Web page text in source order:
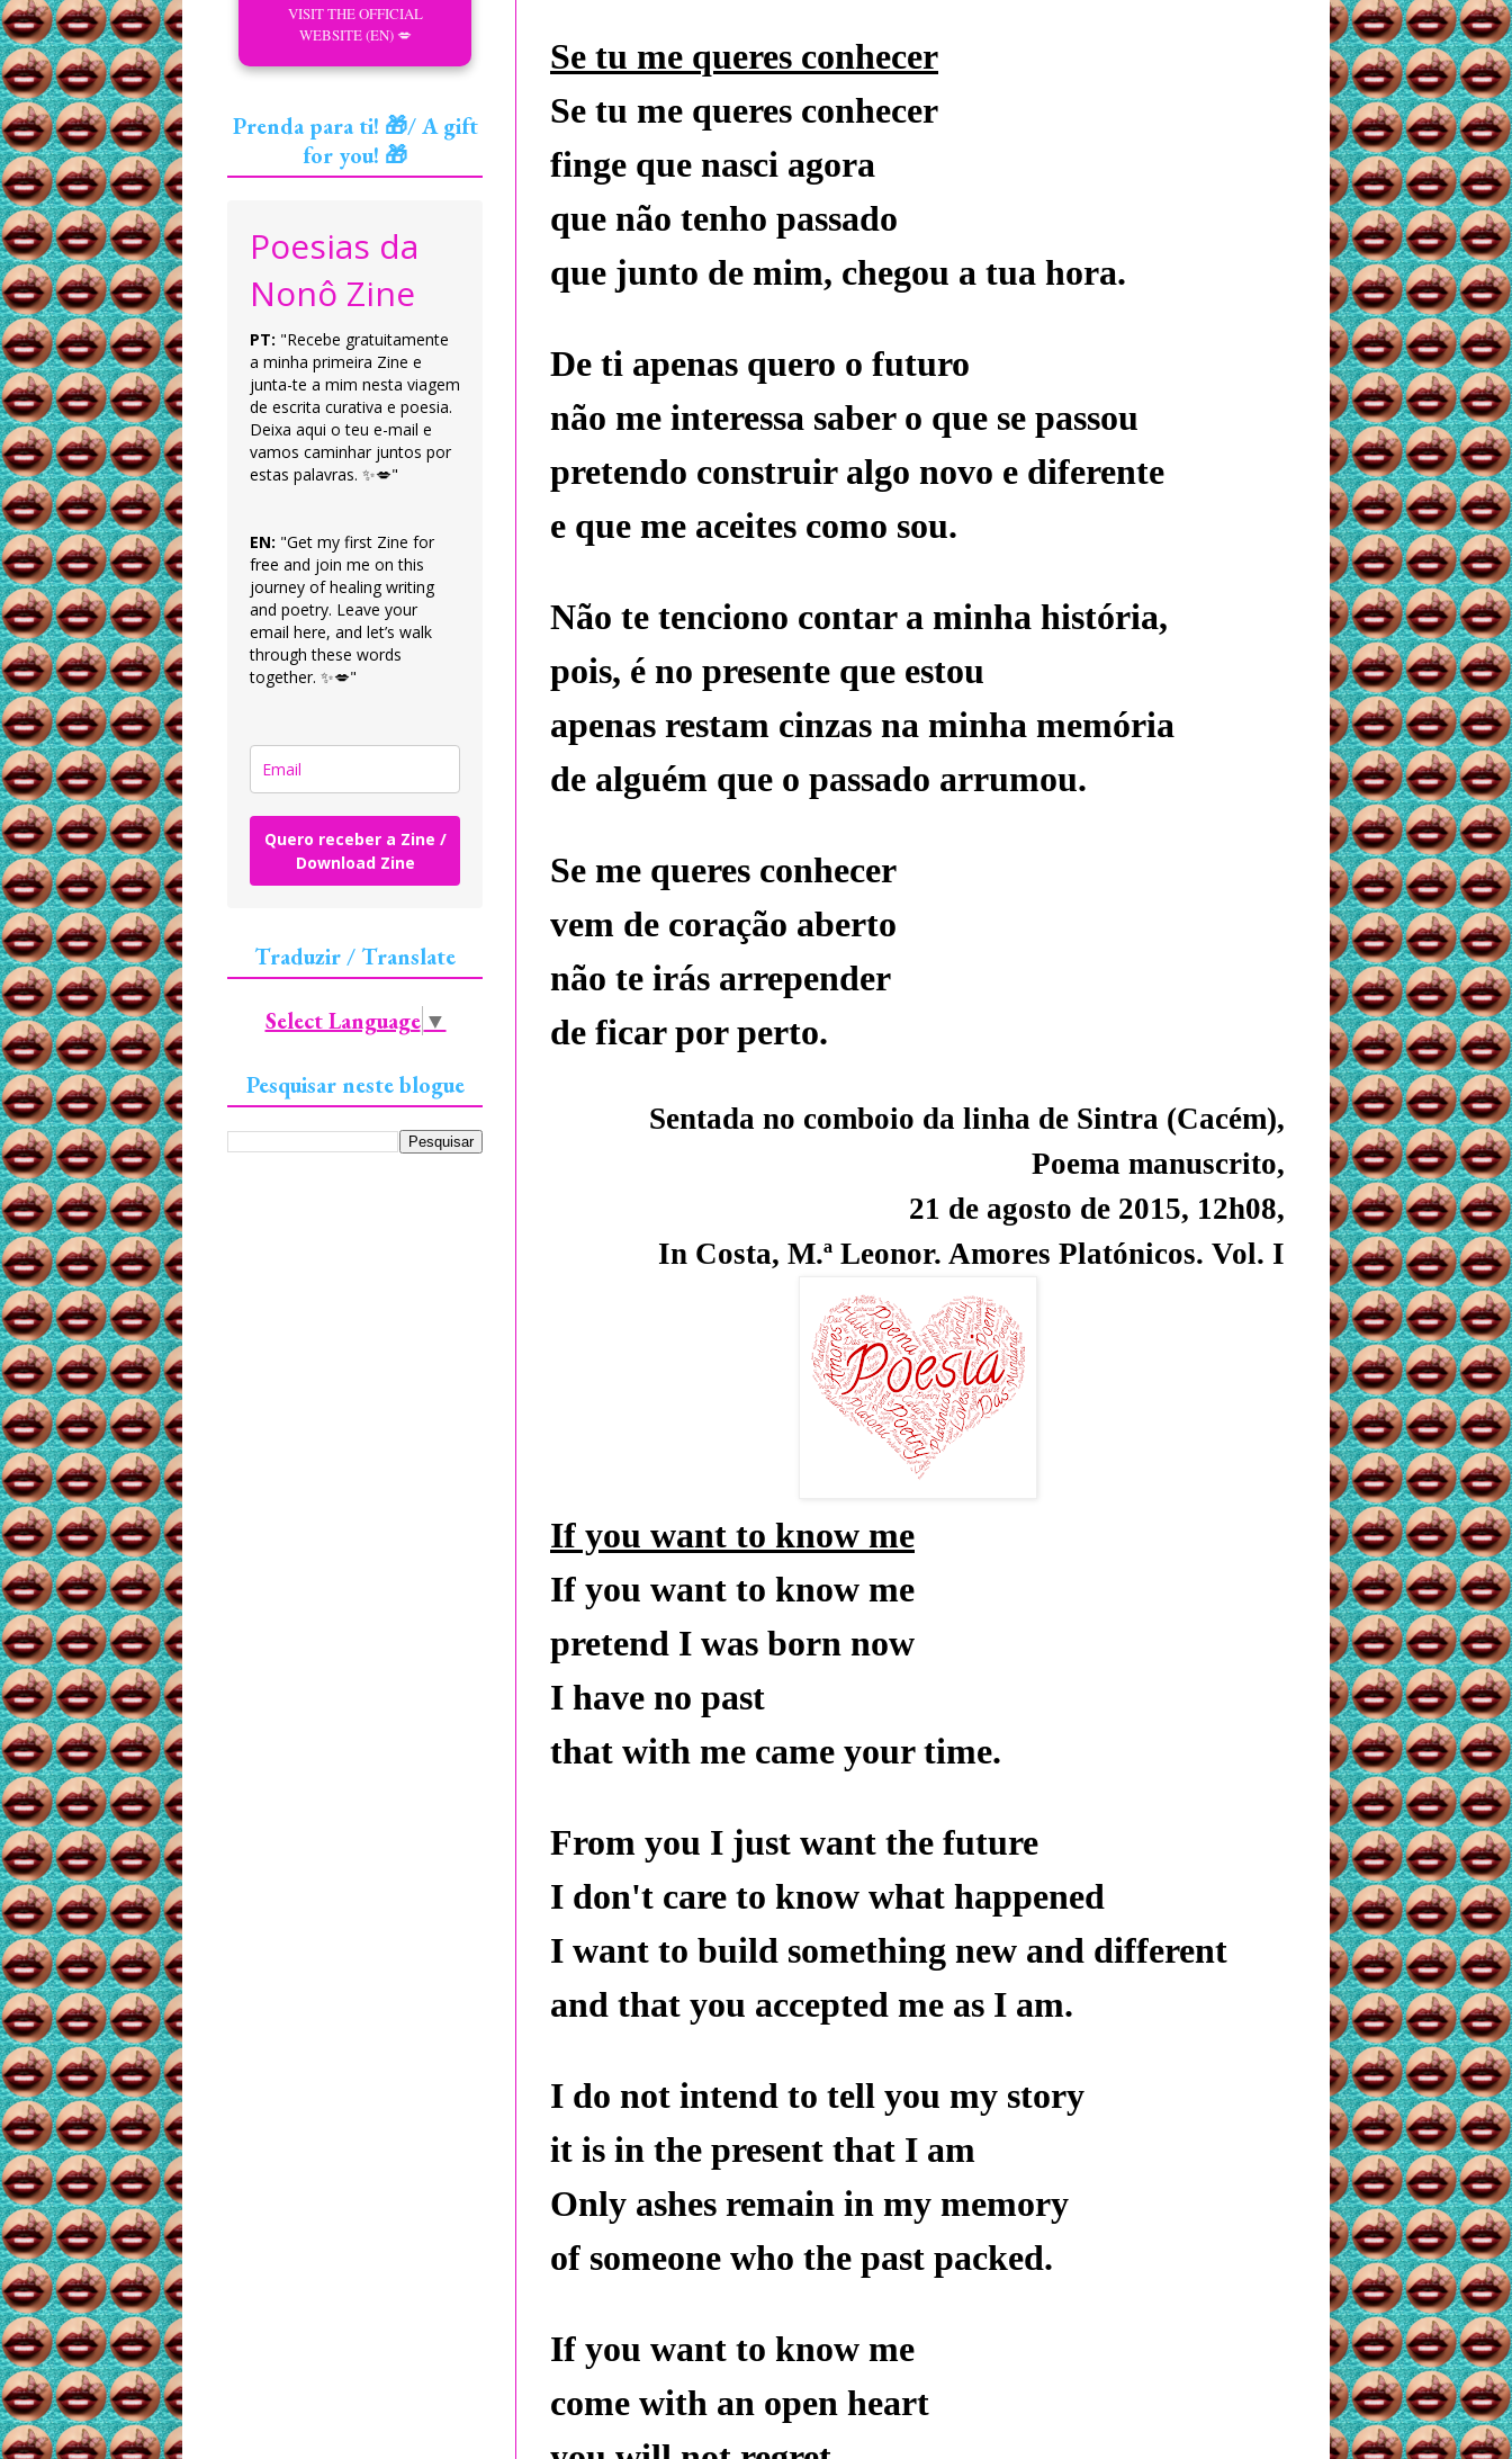
Se tu me queres conhecer
Se tu me queres conhecer
finge que nasci agora
que não tenho passado
que junto de mim, chegou a tua hora.
De ti apenas quero o futuro
não me interessa saber o que se passou
pretendo construir algo novo e diferente
e que me aceites como sou.
Não te tenciono contar a minha história,
pois, é no presente que estou
apenas restam cinzas na minha memória
de alguém que o passado arrumou.
Se me queres conhecer
vem de coração aberto
não te irás arrepender
de ficar por perto.
Sentada no comboio da linha de Sintra (Cacém),
Poema manuscrito,
21 de agosto de 2015, 12h08,
In Costa, M.ª Leonor. Amores Platónicos. Vol. I
If you want to know me
If you want to know me
pretend I was born now
I have no past
that with me came your time.
From you I just want the future
I don't care to know what happened
I want to build something new and different
and that you accepted me as I am.
I do not intend to tell you my story
it is in the present that I am
Only ashes remain in my memory
of someone who the past packed.
If you want to know me
come with an open heart
VISIT THE OFFICIAL
WEBSITE (EN) 💋
Prenda para ti! 🎁/ A gift
for you! 🎁
Poesias da
Nonô Zine
PT: "Recebe gratuitamente
a minha primeira Zine e
junta-te a mim nesta viagem
de escrita curativa e poesia.
Deixa aqui o teu e-mail e
vamos caminhar juntos por
estas palavras. ✨💋"
EN: "Get my first Zine for
free and join me on this
journey of healing writing
and poetry. Leave your
email here, and let’s walk
through these words
together. ✨💋"
Quero receber a Zine /
Download Zine
Traduzir / Translate
Select Language ▼
Pesquisar neste blogue